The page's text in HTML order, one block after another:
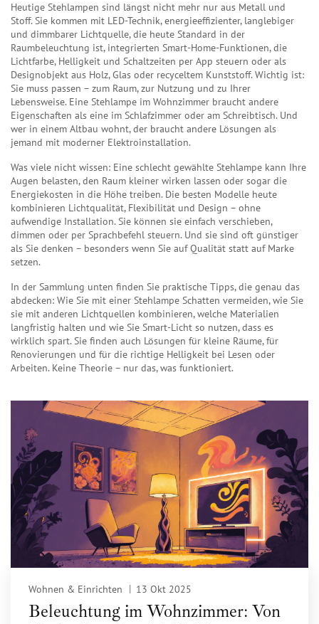
Heutige Stehlampen sind längst nicht mehr nur aus Metall und
Stoff. Sie kommen mit LED-Technik,energieeffizienter, langlebiger
und dimmbarer Lichtquelle, die heute Standard in der
Raumbeleuchtung ist, integrierten Smart-Home-Funktionen,die
Lichtfarbe, Helligkeit und Schaltzeiten per App steuern oder als
Designobjekt aus Holz, Glas oder recyceltem Kunststoff. Wichtig ist:
Sie muss passen – zum Raum, zur Nutzung und zu Ihrer
Lebensweise. Eine Stehlampe im Wohnzimmer braucht andere
Eigenschaften als eine im Schlafzimmer oder am Schreibtisch. Und
wer in einem Altbau wohnt, der braucht andere Lösungen als
jemand mit moderner Elektroinstallation.
Was viele nicht wissen: Eine schlecht gewählte Stehlampe kann Ihre
Augen belasten, den Raum kleiner wirken lassen oder sogar die
Energiekosten in die Höhe treiben. Die besten Modelle heute
kombinieren Lichtqualität, Flexibilität und Design – ohne
aufwendige Installation. Sie können sie einfach verschieben,
dimmen oder per Sprachbefehl steuern. Und sie sind oft günstiger
als Sie denken – besonders wenn Sie auf Qualität statt auf Marke
setzen.
In der Sammlung unten finden Sie praktische Tipps, die genau das
abdecken: Wie Sie mit einer Stehlampe Schatten vermeiden, wie Sie
sie mit anderen Lichtquellen kombinieren, welche Materialien
langfristig halten und wie Sie Smart-Licht so nutzen, dass es
wirklich spart. Sie finden auch Lösungen für kleine Räume, für
Renovierungen und für die richtige Helligkeit bei Lesen oder
Arbeiten. Keine Theorie – nur das, was funktioniert.
Wohnen & Einrichten 13 Okt 2025
Beleuchtung im Wohnzimmer: Von